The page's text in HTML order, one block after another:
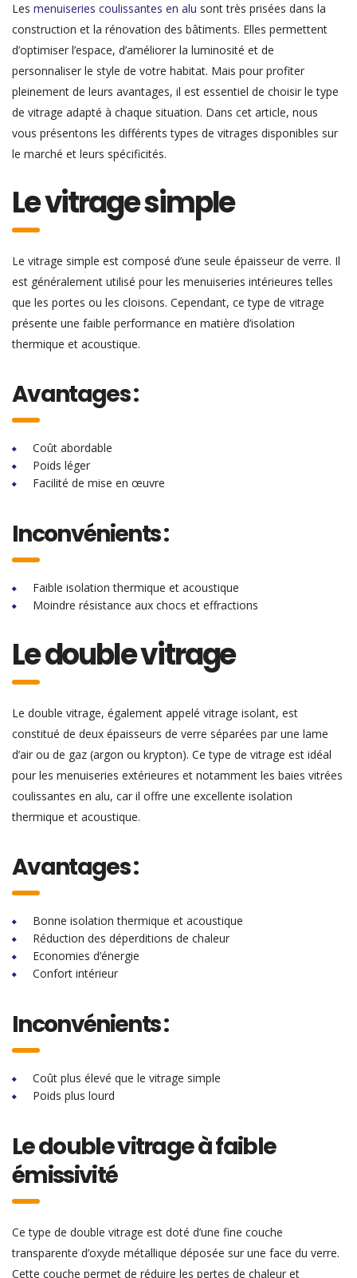
Les menuiseries coulissantes en alu sont très prisées dans la
construction et la rénovation des bâtiments. Elles permettent
d’optimiser l’espace, d’améliorer la luminosité et de
personnaliser le style de votre habitat. Mais pour profiter
pleinement de leurs avantages, il est essentiel de choisir le type
de vitrage adapté à chaque situation. Dans cet article, nous
vous présentons les différents types de vitrages disponibles sur
le marché et leurs spécificités.
Le vitrage simple
Le vitrage simple est composé d’une seule épaisseur de verre. Il
est généralement utilisé pour les menuiseries intérieures telles
que les portes ou les cloisons. Cependant, ce type de vitrage
présente une faible performance en matière d’isolation
thermique et acoustique.
Avantages :
Coût abordable
Poids léger
Facilité de mise en œuvre
Inconvénients :
Faible isolation thermique et acoustique
Moindre résistance aux chocs et effractions
Le double vitrage
Le double vitrage, également appelé vitrage isolant, est
constitué de deux épaisseurs de verre séparées par une lame
d’air ou de gaz (argon ou krypton). Ce type de vitrage est idéal
pour les menuiseries extérieures et notamment les baies vitrées
coulissantes en alu, car il offre une excellente isolation
thermique et acoustique.
Avantages :
Bonne isolation thermique et acoustique
Réduction des déperditions de chaleur
Economies d’énergie
Confort intérieur
Inconvénients :
Coût plus élevé que le vitrage simple
Poids plus lourd
Le double vitrage à faible
émissivité
Ce type de double vitrage est doté d’une fine couche
transparente d’oxyde métallique déposée sur une face du verre.
Cette couche permet de réduire les pertes de chaleur et